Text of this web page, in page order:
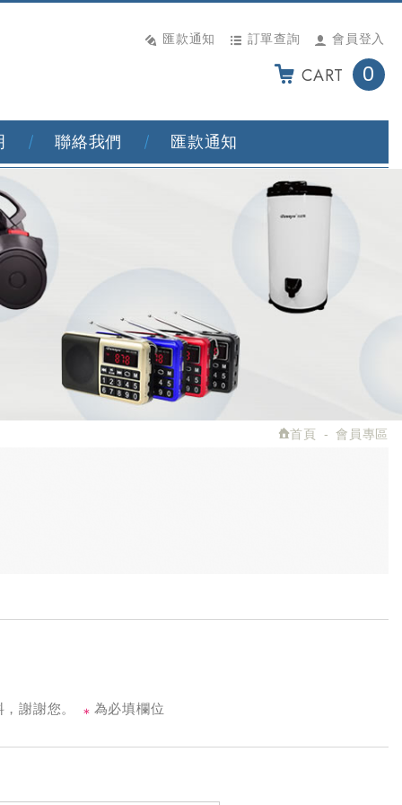
匯款通知 訂單查詢 會員登入
CART 0
聯絡我們 匯款通知
首頁 會員專區
謝謝您。 ＊ 為必填欄位